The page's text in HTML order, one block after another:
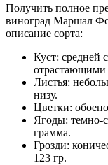
Получить полное
виноград Маршал
описание сорта:
Куст: средней
отрастающими
Листья:
низу.
Цветки:
Ягоды: темно-
грамма.
Грозди:
123 гр.